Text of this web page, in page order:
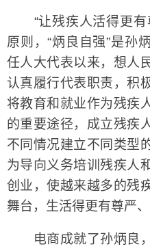
“让残疾人活得更有
原则，“炳良自强”是孙
任人大代表以来，想人
认真履行代表职责，积
将教育和就业作为残疾
的重要途径，成立残疾
不同情况建立不同类型
为导向义务培训残疾人
创业，使越来越多的残
舞台，生活得更有尊严、
电商成就了孙炳良，